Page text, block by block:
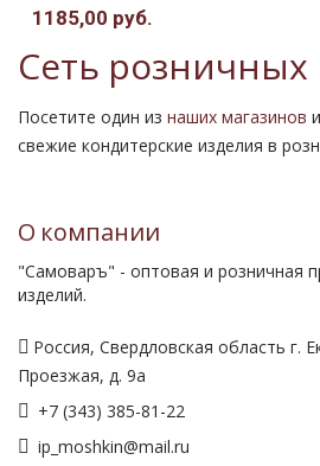
1185,00 руб.
Сеть розничных
Посетите один из наших магазинов
свежие кондитерские изделия в
О компании
"Самоваръ" - оптовая и розничная
изделий.
Россия, Свердловская область г.
Проезжая, д. 9а
+7 (343) 385-81-22
ip_moshkin@mail.ru